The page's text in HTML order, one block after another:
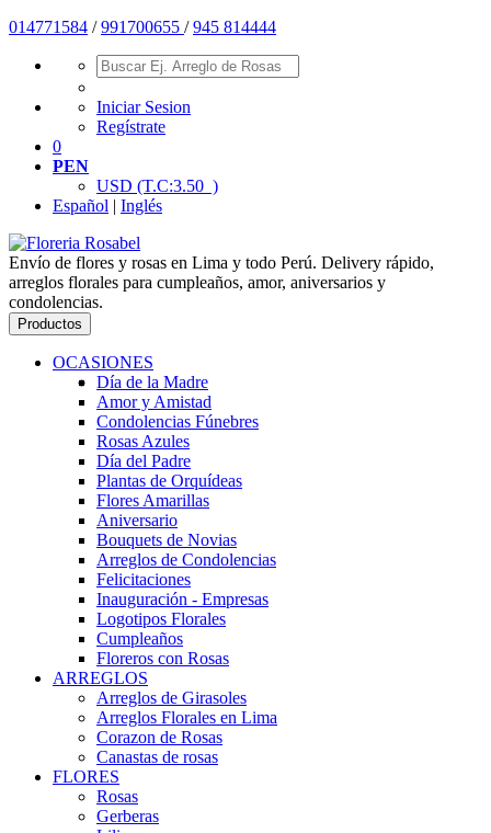
014771584 /991700655 /945 814444
Iniciar Sesion
Regístrate
0
PEN
USD (T.C:3.50 )
Español | Inglés
Envío de flores y rosas en Lima y todo Perú. Delivery rápido,
arreglos florales para cumpleaños, amor, aniversarios y
condolencias.
Productos
OCASIONES
Día de la Madre
Amor y Amistad
Condolencias Fúnebres
Rosas Azules
Día del Padre
Plantas de Orquídeas
Flores Amarillas
Aniversario
Bouquets de Novias
Arreglos de Condolencias
Felicitaciones
Inauguración - Empresas
Logotipos Florales
Cumpleaños
Floreros con Rosas
ARREGLOS
Arreglos de Girasoles
Arreglos Florales en Lima
Corazon de Rosas
Canastas de rosas
FLORES
Rosas
Gerberas